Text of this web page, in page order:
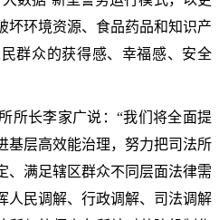
坏环境资源、食品药品和知识产
群众的获得感、幸福感、安全
长李家广说：“我们将全面提
基层高效能治理，努力把司法所
、满足辖区群众不同层面法律需
人民调解、行政调解、司法调解